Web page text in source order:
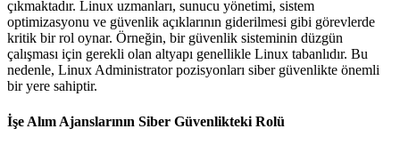
çıkmaktadır. Linux uzmanları, sunucu yönetimi, sistem
optimizasyonu ve güvenlik açıklarının giderilmesi gibi görevlerde
kritik bir rol oynar. Örneğin, bir güvenlik sisteminin düzgün
çalışması için gerekli olan altyapı genellikle Linux tabanlıdır. Bu
nedenle, Linux Administrator pozisyonları siber güvenlikte önemli
bir yere sahiptir.
İşe Alım Ajanslarının Siber Güvenlikteki Rolü